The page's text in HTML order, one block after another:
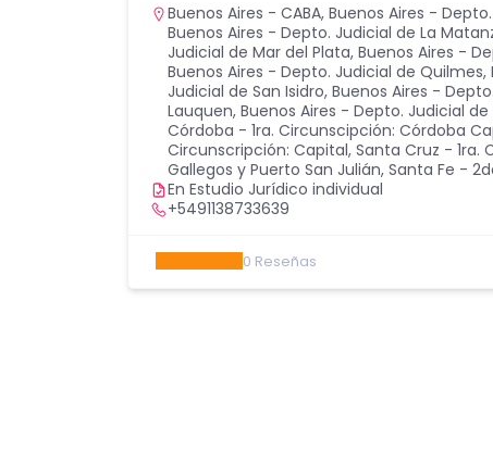
Buenos Aires - CABA, Buenos Aires -
Buenos Aires - Depto. Judicial de La
Judicial de Mar del Plata, Buenos Aires -
Buenos Aires - Depto. Judicial de Quilmes,
Judicial de San Isidro, Buenos Aires -
Lauquen, Buenos Aires - Depto. Judicial
Córdoba - 1ra. Circunscipción: Córdoba
Circunscripción: Capital, Santa Cruz - 1ra.
Gallegos y Puerto San Julián, Santa Fe -
En Estudio Jurídico individual
+5491138733639
0 Reseñas